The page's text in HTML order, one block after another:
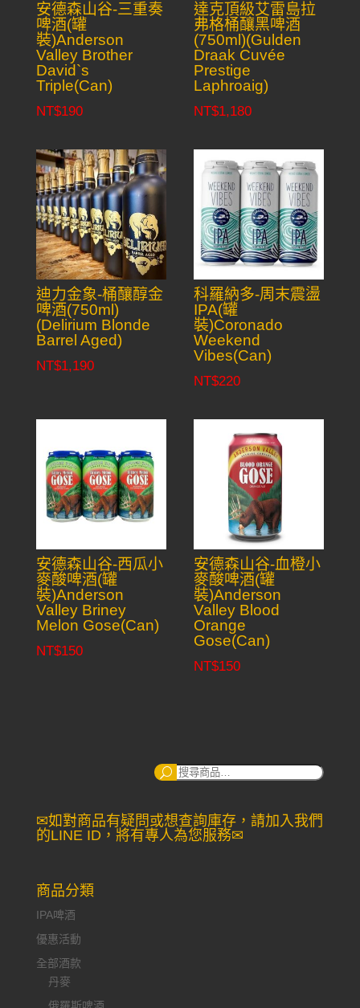
安德森山谷-三重奏
啤酒(罐
裝)Anderson
Valley Brother
David`s
Triple(Can)
NT$190
達克頂級艾雷島拉
弗格桶釀黑啤酒
(750ml)(Gulden
Draak Cuvée
Prestige
Laphroaig)
NT$1,180
迪力金象-桶釀醇金
啤酒(750ml)
(Delirium Blonde
Barrel Aged)
NT$1,190
科羅納多-周末震盪
IPA(罐
裝)Coronado
Weekend
Vibes(Can)
NT$220
安德森山谷-西瓜小
麥酸啤酒(罐
裝)Anderson
Valley Briney
Melon Gose(Can)
NT$150
安德森山谷-血橙小
麥酸啤酒(罐
裝)Anderson
Valley Blood
Orange
Gose(Can)
NT$150
搜
✉如對商品有疑問或想查詢庫存，請加入我們
的LINE ID，將有專人為您服務✉
商品分類
IPA啤酒
優惠活動
全部酒款
丹麥